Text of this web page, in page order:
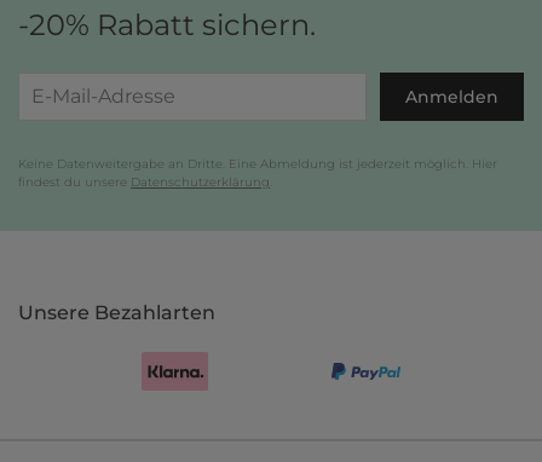
-20% Rabatt sichern.
Anmelden
Keine Datenweitergabe an Dritte. Eine Abmeldung ist jederzeit möglich. Hier
findest du unsere Datenschutzerklärung
Unsere Bezahlarten